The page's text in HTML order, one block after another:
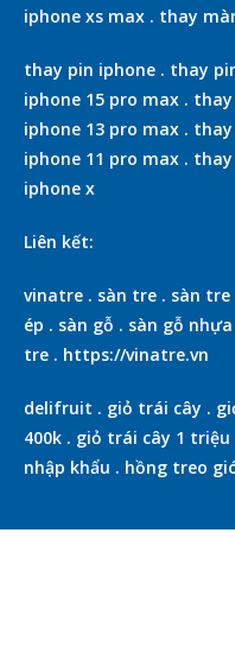
iphone xs max . thay
thay pin iphone . thay
iphone 15 pro max . thay
iphone 13 pro max . thay
iphone 11 pro max . thay
iphone x
Liên kết:
vinatre . sàn tre . sàn
ép . sàn gỗ . sàn gỗ
tre . https://vinatre.vn
delifruit . giỏ trái cây .
400k . giỏ trái cây 1 triệu
nhập khẩu . hồng treo